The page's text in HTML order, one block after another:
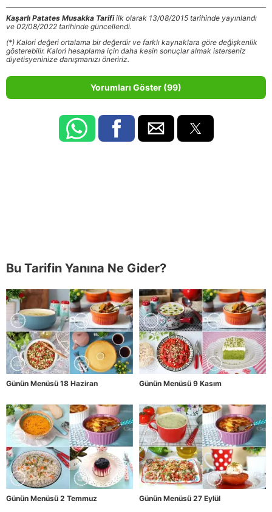
Kaşarlı Patates Musakka Tarifiilk olarak 13/08/2015 tarihinde yayınlandı
ve 02/08/2022 tarihinde güncellendi.
(*) Kalori değeri ortalama bir değerdir ve farklı kaynaklara göre değişkenlik
gösterebilir. Kalori hesaplama için daha kesin sonuçlar almak isterseniz
diyetisyeninize danışmanızı öneririz.
Yorumları Göster (99)
Bu Tarifin Yanına Ne Gider?
Günün Menüsü 18 Haziran Günün Menüsü 9 Kasım
Günün Menüsü 2 Temmuz Günün Menüsü 27 Eylül